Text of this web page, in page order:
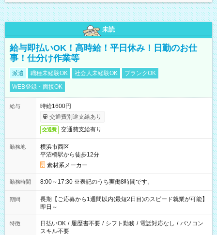
未読
給与即払いOK！高時給！平日休み！日勤のお仕
事！仕分け作業等
派遣 職種未経験OK 社会人未経験OK
ブランクOK
WEB登録・面接OK
給与
時給1600円
交通費別途支給あり
交通費 交通費支給有り
勤務地
横浜市西区
平沼橋駅から徒歩12分
素材系メーカー
勤務時間 8:00～17:30 ※表記のうち実働8時間です。
期間
長期【ご応募から1週間以内(最短2日目)のスピード就業が可能】
即日～
特徴 日払いOK / 履歴書不要 / シフト勤務 / 電話対応なし / パソコン
スキル不要